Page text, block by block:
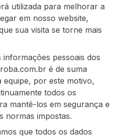
utilizada para melhorar a
em nosso website,
sua visita se torne mais
informações pessoais dos
é de suma
por este motivo,
todos os
mantê-los em segurança e
normas impostas.
que todos os dados